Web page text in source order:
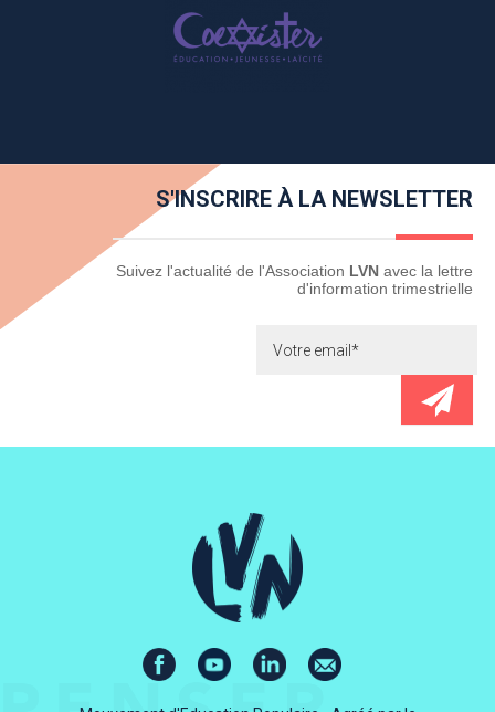
S'INSCRIRE À LA NEWSLETTER
Newsletter Suivez l'actualité de l'Association LVN avec la lettre
d'information trimestrielle